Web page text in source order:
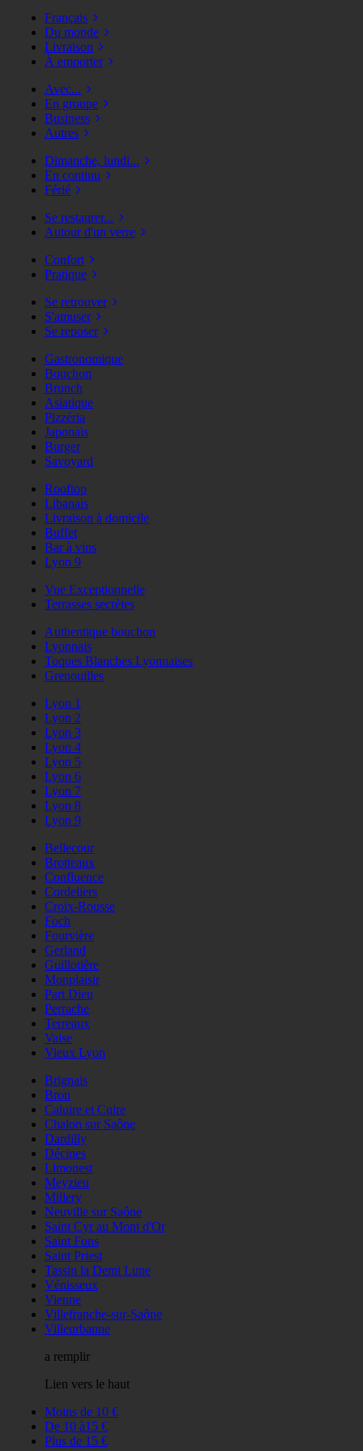
Français
Du monde
Livraison
À emporter
Avec...
En groupe
Business
Autres
Dimanche, lundi...
En continu
Férié
Se restaurer...
Autour d'un verre
Confort
Pratique
Se retrouver
S'amuser
Se reposer
Gastronomique
Bouchon
Brunch
Asiatique
Pizzéria
Japonais
Burger
Savoyard
Rooftop
Libanais
Livraison à domicile
Buffet
Bar à vins
Lyon 9
Vue Exceptionnelle
Terrasses secrètes
Authentique bouchon
Lyonnais
Toques Blanches Lyonnaises
Grenouilles
Lyon 1
Lyon 2
Lyon 3
Lyon 4
Lyon 5
Lyon 6
Lyon 7
Lyon 8
Lyon 9
Bellecour
Brotteaux
Confluence
Cordeliers
Croix-Rousse
Foch
Fourvière
Gerland
Guillotière
Monplaisir
Part Dieu
Perrache
Terreaux
Vaise
Vieux Lyon
Brignais
Bron
Caluire et Cuire
Chalon sur Saône
Dardilly
Décines
Limonest
Meyzieu
Millery
Neuville sur Saône
Saint Cyr au Mont d'Or
Saint Fons
Saint Priest
Tassin la Demi Lune
Vénisseux
Vienne
Villefranche-sur-Saône
Villeurbanne
a remplir
Lien vers le haut
Moins de 10 €
De 10 à15 €
Plus de 15 €